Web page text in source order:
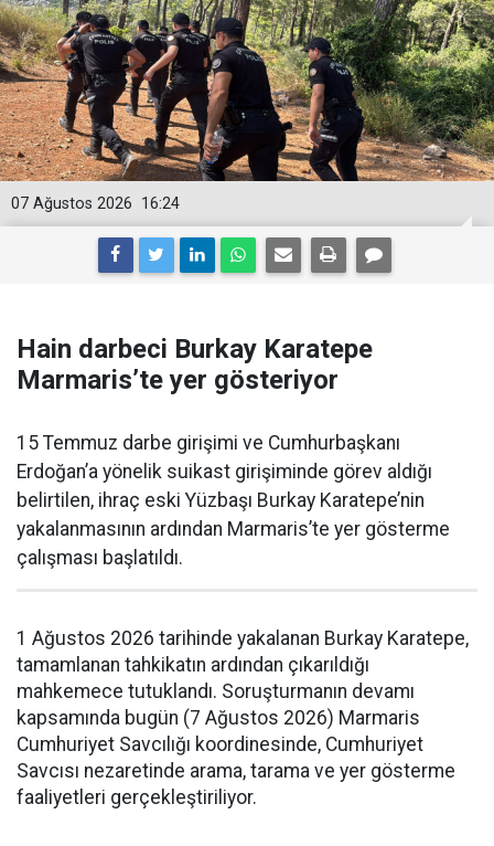
16:24
07 Ağustos 2026
Hain darbeci Burkay Karatepe
Marmaris’te yer gösteriyor
15 Temmuz darbe girişimi ve Cumhurbaşkanı
Erdoğan’a yönelik suikast girişiminde görev aldığı
belirtilen, ihraç eski Yüzbaşı Burkay Karatepe’nin
yakalanmasının ardından Marmaris’te yer gösterme
çalışması başlatıldı.
1 Ağustos 2026 tarihinde yakalanan Burkay Karatepe,
tamamlanan tahkikatın ardından çıkarıldığı
mahkemece tutuklandı. Soruşturmanın devamı
kapsamında bugün (7 Ağustos 2026) Marmaris
Cumhuriyet Savcılığı koordinesinde, Cumhuriyet
Savcısı nezaretinde arama, tarama ve yer gösterme
faaliyetleri gerçekleştiriliyor.